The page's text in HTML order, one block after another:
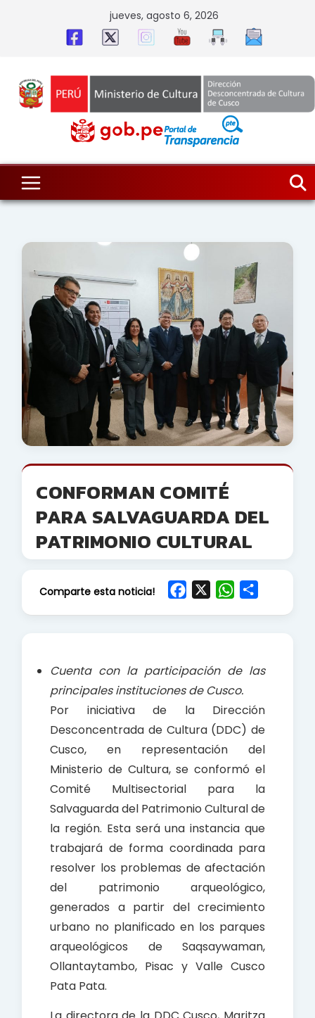
jueves, agosto 6, 2026
CONFORMAN COMITÉ
PARA SALVAGUARDA DEL
PATRIMONIO CULTURAL
Comparte esta noticia!
o
k
W
s
p
p
Cuenta con la participación de las
principales instituciones de Cusco.
Por iniciativa de la Dirección
Desconcentrada de Cultura (DDC) de
Cusco, en representación del
Ministerio de Cultura, se conformó el
Comité Multisectorial para la
Salvaguarda del Patrimonio Cultural de
la región. Esta será una instancia que
trabajará de forma coordinada para
resolver los problemas de afectación
del patrimonio arqueológico,
generados a partir del crecimiento
urbano no planificado en los parques
arqueológicos de Saqsaywaman,
Ollantaytambo, Pisac y Valle Cusco
Pata Pata.